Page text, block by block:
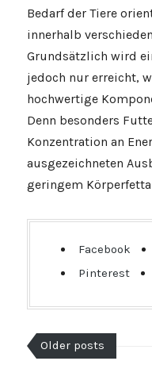
Bedarf der Tiere
innerhalb
Grundsätzlich wird
jedoch nur erreicht,
hochwertige
Denn besonders
Konzentration an
ausgezeichneten
geringem
Facebook
Pinterest
Older posts